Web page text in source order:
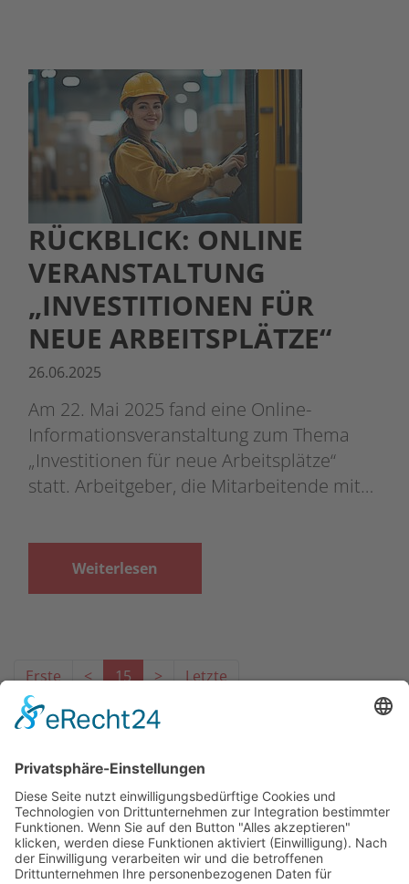
RÜCKBLICK: ONLINE
VERANSTALTUNG
„INVESTITIONEN FÜR
NEUE ARBEITSPLÄTZE“
26.06.2025
Am 22. Mai 2025 fand eine Online-
Informationsveranstaltung zum Thema
„Investitionen für neue Arbeitsplätze“
statt. Arbeitgeber, die Mitarbeitende mit…
Weiterlesen
Erste < 15 > Letzte
Das Projekt zur Implementierung der Einheitlichen
Ansprechstellen für Arbeitgeber gemäß § 185a SGB IX in
Hessen wird gefördert aus Mitteln des LWV Hessen
Integrationsamtes. Das Projekt wird unter Einbindung
des Hessischen Ministeriums für Arbeit, Integration,
Jugend und Soziales von der Forschungsstelle des
Bildungswerks der Hessischen Wirtschaft e. V.
durchgeführt.